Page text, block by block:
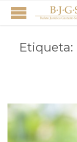
Etiqueta: